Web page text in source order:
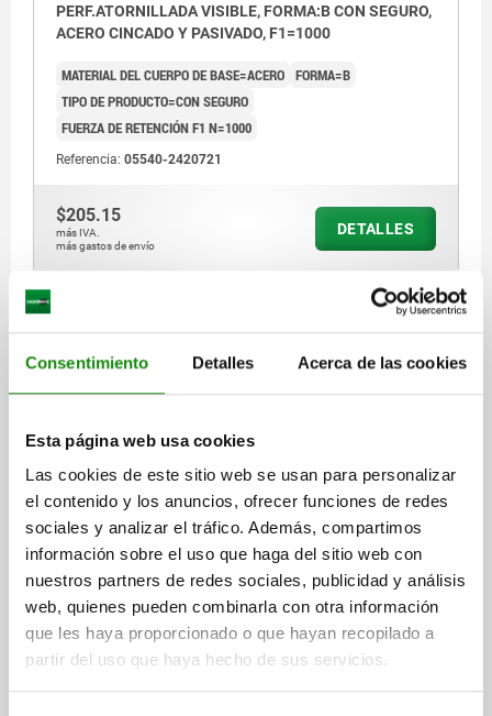
Consentimiento Detalles Acerca de las cookies
Esta página web usa cookies
Las cookies de este sitio web se usan para personalizar
el contenido y los anuncios, ofrecer funciones de redes
sociales y analizar el tráfico. Además, compartimos
información sobre el uso que haga del sitio web con
nuestros partners de redes sociales, publicidad y análisis
web, quienes pueden combinarla con otra información
que les haya proporcionado o que hayan recopilado a
partir del uso que haya hecho de sus servicios.
PERF.ATORNILLADA VISIBLE, FORMA:B CON SEGURO,
ACERO CINCADO Y PASIVADO, F1=1000
MATERIAL DEL CUERPO DE BASE=ACERO FORMA=B
TIPO DE PRODUCTO=CON SEGURO
FUERZA DE RETENCIÓN F1 N=1000
Referencia: 05540-2420721
$205.15
más IVA.
más gastos de envío
DETALLES
CIERRE ACODADO CON GANCHO DE SUJECIÓN AJU,
PERF.ATORNILLADA VISIBLE, FORMA:B CON SEGURO,
ACERO INOXIDABLE 1.4301 ACABADO NATURAL,
F1=1000
MATERIAL DEL CUERPO DE BASE=ACERO INOXIDABLE FORMA=B
TIPO DE PRODUCTO=CON SEGURO
FUERZA DE RETENCIÓN F1 N=1000
Referencia:05540-2420722